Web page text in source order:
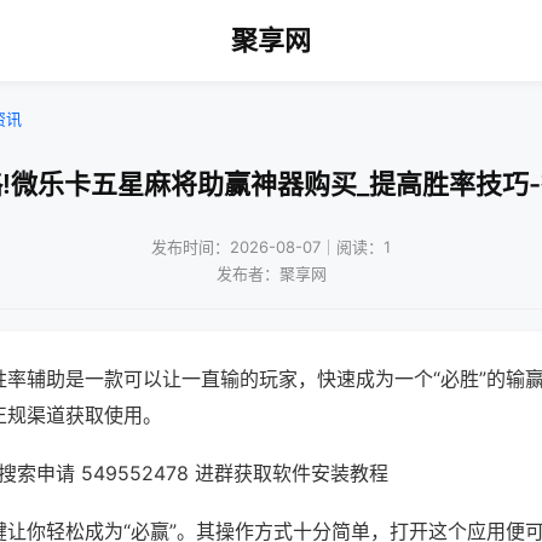
聚享网
讯
微乐卡五星麻将助赢神器购买_提高胜率技巧
发布时间：2026-08-07｜阅读：1
发布者：聚享网
辅助是一款可以让一直输的玩家，快速成为一个“必胜”的输
渠道获取使用。
索申请 549552478 进群获取软件安装教程
你轻松成为“必赢”。其操作方式十分简单，打开这个应用便